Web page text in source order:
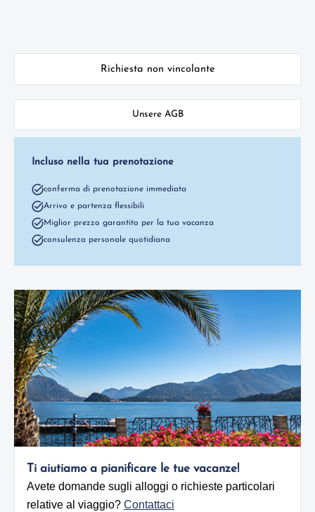
Richiesta non vincolante
Unsere AGB
Incluso nella tua prenotazione
conferma di prenotazione immediata
Arrivo e partenza flessibili
Miglior prezzo garantito per la tua vacanza
consulenza personale quotidiana
Ti aiutiamo a pianificare le tue vacanze!
Avete domande sugli alloggi o richieste particolari
relative al viaggio? Contattaci